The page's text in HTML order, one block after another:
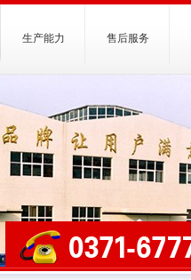
生产能力 售后服务